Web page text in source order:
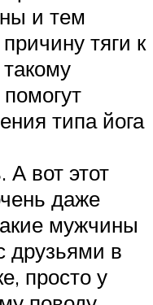
и тем
тяги к
типа йога
вот этот
даже
мужчины
друзьями в
просто у